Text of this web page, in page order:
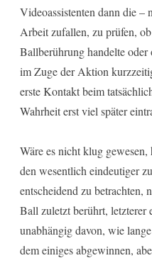
Videoassistenten dann die –
Arbeit zufallen, zu prüfen,
Ballberührung handelte
im Zuge der Aktion
erste Kontakt beim
Wahrheit erst viel später
Wäre es nicht klug
den wesentlich eindeutiger
entscheidend zu betrachten,
Ball zuletzt berührt, letzterer
unabhängig davon, wie
dem einiges abgewinnen,